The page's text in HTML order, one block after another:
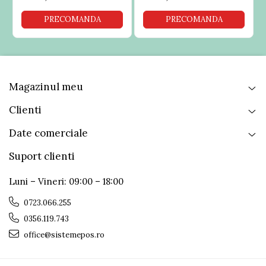
PRECOMANDA PRECOMANDA
Magazinul meu
Clienti
Date comerciale
Suport clienti
Luni – Vineri: 09:00 – 18:00
0723.066.255
0356.119.743
office@sistemepos.ro